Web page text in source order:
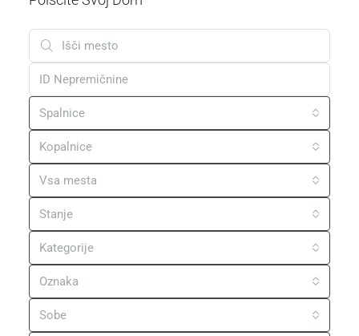
Spalnice
Kopalnice
Vsa mesta
Stanje
Kategorije
Oznaka
Sobe